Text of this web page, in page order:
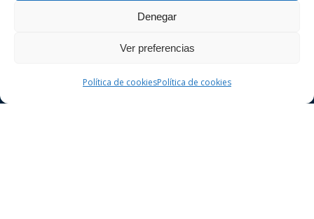
Denegar
Ver preferencias
Política de cookiesPolítica de cookies